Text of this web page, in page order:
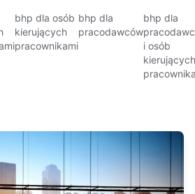
bhp dla osób
kierujących
pracownikami
bhp dla
pracodawców
bhp dla
i osób
kierujących